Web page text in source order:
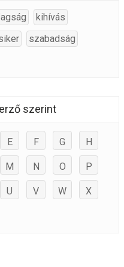
kihívás
szabadság
szerint
E F G H
M N O P
U V W X